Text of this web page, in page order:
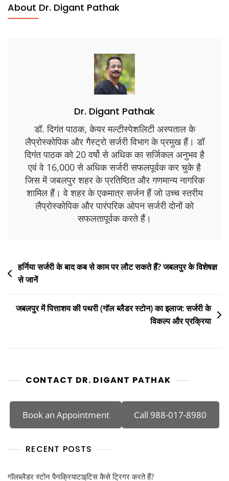
About Dr. Digant Pathak
Dr. Digant Pathak
डॉ. दिगंत पाठक, केयर मल्टीस्पेशलिटी अस्पताल के
लैप्रोस्कोपिक और गैस्ट्रो सर्जरी विभाग के प्रमुख हैं। डॉ
दिगंत पाठक को 20 वर्षो से अधिक का सर्जिकल अनुभव है
एवं वे 16,000 से अधिक सर्जरी सफलपूर्वक कर चुके है
जिस में जबलपुर शहर के प्रतिष्ठित और गणमान्य नागरिक
शामिल हैं। वे शहर के एकमात्र सर्जन हैं जो उच्च स्तरीय
लैप्रोस्कोपिक और पारंपरिक ओपन सर्जरी दोनों को
सफलतापूर्वक करते हैं।
हर्निया सर्जरी के बाद कब से काम पर लौट सकते हैं? जबलपुर के विशेषज्ञ
से जानें
जबलपुर में पित्ताशय की पथरी (गॉल ब्लैडर स्टोन) का इलाज: सर्जरी के
विकल्प और प्रक्रिया
CONTACT DR. DIGANT PATHAK
Book an Appointment Call 988-017-8980
RECENT POSTS
गॉलब्लैडर स्टोन पैनक्रियाटाइटिस कैसे ट्रिगर करते हैं?